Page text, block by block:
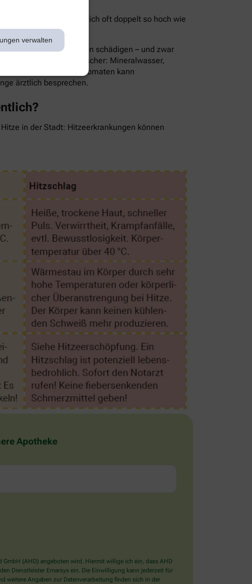
verwalten
ist im Sommer nämlich oft doppelt so hoch wie
meist die Folge.
ernsthaft die Nieren schädigen – und zwar
Die besten Durstlöscher: Mineralwasser,
Gurken oder Tomaten kann
ärztlich besprechen.
in der Stadt: Hitzeerkrankungen können
Apotheke
(AHD) angeboten wird. Hiermit willige ich ein, dass AHD
Dienstleister Emarsys ein. Die Einwilligung kann jederzeit für
weitere Angaben zur Datenverarbeitung finden sich in der